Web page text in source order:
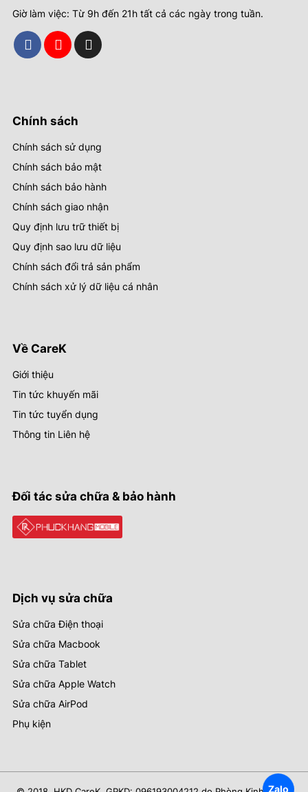
Giờ làm việc: Từ 9h đến 21h tất cả các ngày trong tuần.
Chính sách
Chính sách sử dụng
Chính sách bảo mật
Chính sách bảo hành
Chính sách giao nhận
Quy định lưu trữ thiết bị
Quy định sao lưu dữ liệu
Chính sách đổi trả sản phẩm
Chính sách xử lý dữ liệu cá nhân
Về CareK
Giới thiệu
Tin tức khuyến mãi
Tin tức tuyển dụng
Thông tin Liên hệ
Đối tác sửa chữa & bảo hành
Dịch vụ sửa chữa
Sửa chữa Điện thoại
Sửa chữa Macbook
Sửa chữa Tablet
Sửa chữa Apple Watch
Sửa chữa AirPod
Phụ kiện